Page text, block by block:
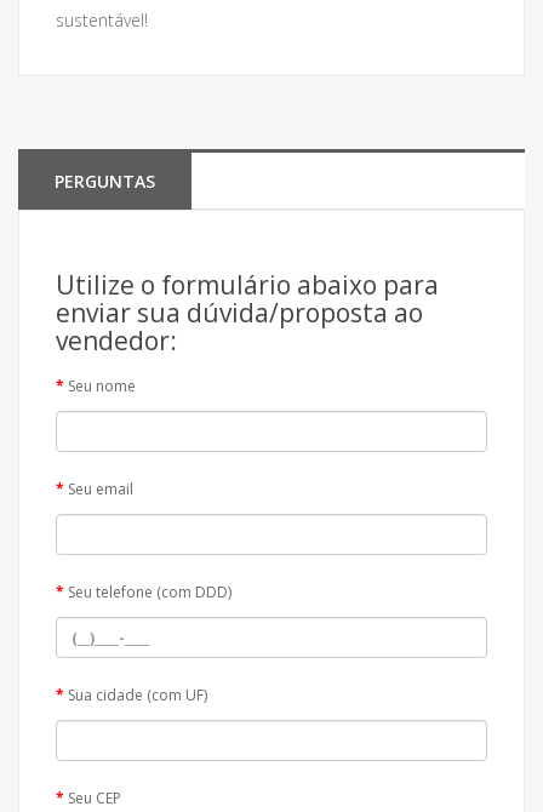
sustentável!
PERGUNTAS
Utilize o formulário abaixo para
enviar sua dúvida/proposta ao
vendedor:
Seu nome
Seu email
Seu telefone (com DDD)
Sua cidade (com UF)
Seu CEP